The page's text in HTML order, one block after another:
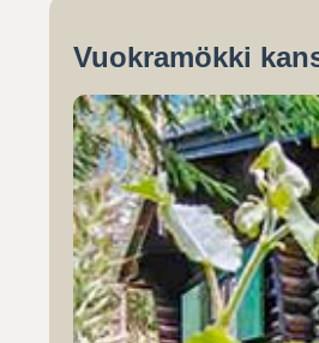
Vuokramökki